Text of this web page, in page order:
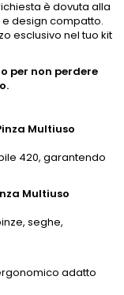
è dovuta alla
design compatto.
esclusivo nel tuo kit
per non perdere
Multiuso
420, garantendo
Multiuso
seghe,
adatto